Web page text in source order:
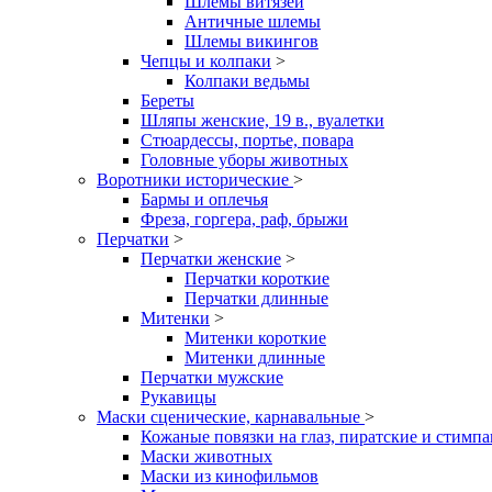
Античные шлемы
Шлемы викингов
Чепцы и колпаки >
Колпаки ведьмы
Береты
Шляпы женские, 19 в., вуалетки
Стюардессы, портье, повара
Головные уборы животных
Воротники исторические >
Бармы и оплечья
Фреза, горгера, раф, брыжи
Перчатки >
Перчатки женские >
Перчатки короткие
Перчатки длинные
Митенки >
Митенки короткие
Митенки длинные
Перчатки мужские
Рукавицы
Маски сценические, карнавальные >
Кожаные повязки на глаз, пиратские и
Маски животных
Маски из кинофильмов